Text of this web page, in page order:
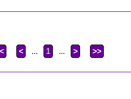
< ... 1 ... > >>